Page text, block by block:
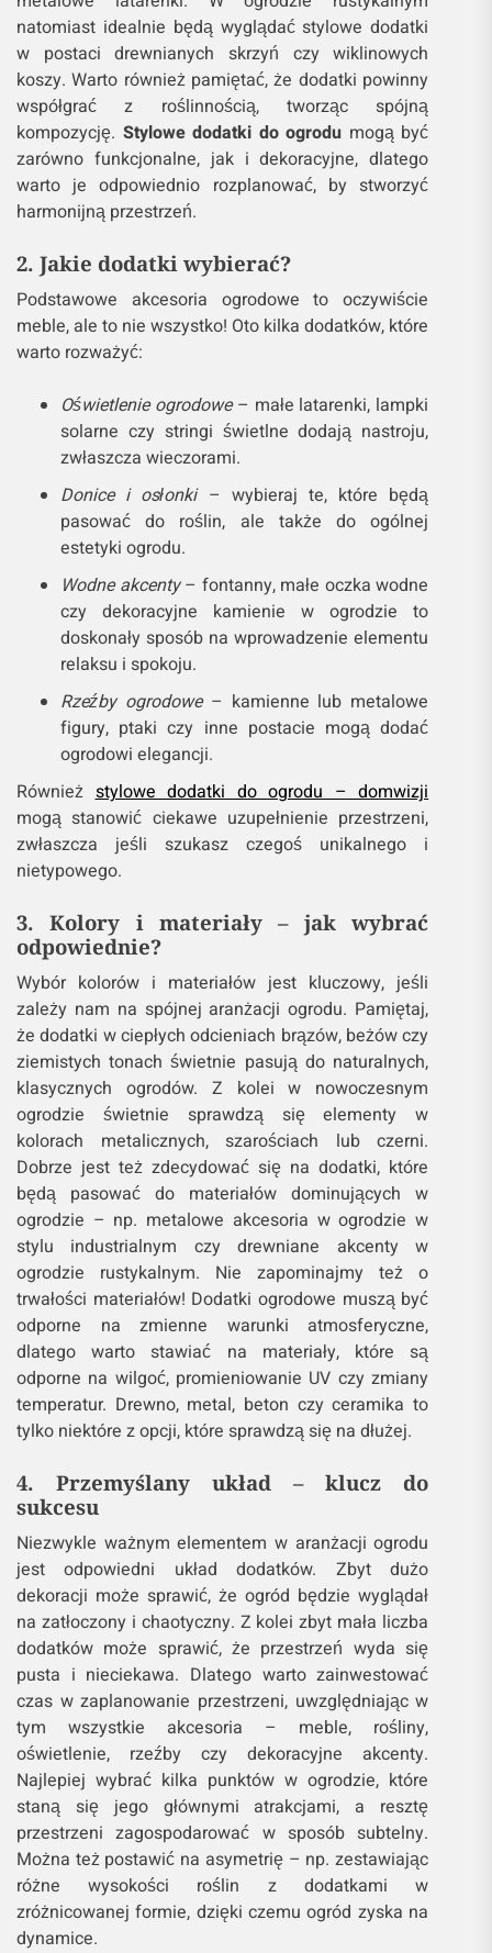
natomiast idealnie będą wyglądać stylowe dodatki
w postaci drewnianych skrzyń czy wiklinowych
koszy. Warto również pamiętać, że dodatki powinny
współgrać z roślinnością, tworząc spójną
kompozycję. Stylowe dodatki do ogrodu mogą być
zarówno funkcjonalne, jak i dekoracyjne, dlatego
warto je odpowiednio rozplanować, by stworzyć
harmonijną przestrzeń.
2. Jakie dodatki wybierać?
Podstawowe akcesoria ogrodowe to oczywiście
meble, ale to nie wszystko! Oto kilka dodatków, które
warto rozważyć:
Oświetlenie ogrodowe– małe latarenki, lampki
solarne czy stringi świetlne dodają nastroju,
zwłaszcza wieczorami.
Donice i osłonki– wybieraj te, które będą
pasować do roślin, ale także do ogólnej
estetyki ogrodu.
Wodne akcenty– fontanny, małe oczka wodne
czy dekoracyjne kamienie w ogrodzie to
doskonały sposób na wprowadzenie elementu
relaksu i spokoju.
Rzeźby ogrodowe– kamienne lub metalowe
figury, ptaki czy inne postacie mogą dodać
ogrodowi elegancji.
Równieżstylowe dodatki do ogrodu – domwizji
mogą stanowić ciekawe uzupełnienie przestrzeni,
zwłaszcza jeśli szukasz czegoś unikalnego i
nietypowego.
3. Kolory i materiały – jak wybrać
odpowiednie?
Wybór kolorów i materiałów jest kluczowy, jeśli
zależy nam na spójnej aranżacji ogrodu. Pamiętaj,
że dodatki w ciepłych odcieniach brązów, beżów czy
ziemistych tonach świetnie pasują do naturalnych,
klasycznych ogrodów. Z kolei w nowoczesnym
ogrodzie świetnie sprawdzą się elementy w
kolorach metalicznych, szarościach lub czerni.
Dobrze jest też zdecydować się na dodatki, które
będą pasować do materiałów dominujących w
ogrodzie – np. metalowe akcesoria w ogrodzie w
stylu industrialnym czy drewniane akcenty w
ogrodzie rustykalnym. Nie zapominajmy też o
trwałości materiałów! Dodatki ogrodowe muszą być
odporne na zmienne warunki atmosferyczne,
dlatego warto stawiać na materiały, które są
odporne na wilgoć, promieniowanie UV czy zmiany
temperatur. Drewno, metal, beton czy ceramika to
tylko niektóre z opcji, które sprawdzą się na dłużej.
4. Przemyślany układ – klucz do
sukcesu
Niezwykle ważnym elementem w aranżacji ogrodu
jest odpowiedni układ dodatków. Zbyt dużo
dekoracji może sprawić, że ogród będzie wyglądał
na zatłoczony i chaotyczny. Z kolei zbyt mała liczba
dodatków może sprawić, że przestrzeń wyda się
pusta i nieciekawa. Dlatego warto zainwestować
czas w zaplanowanie przestrzeni, uwzględniając w
tym wszystkie akcesoria – meble, rośliny,
oświetlenie, rzeźby czy dekoracyjne akcenty.
Najlepiej wybrać kilka punktów w ogrodzie, które
staną się jego głównymi atrakcjami, a resztę
przestrzeni zagospodarować w sposób subtelny.
Można też postawić na asymetrię – np. zestawiając
różne wysokości roślin z dodatkami w
zróżnicowanej formie, dzięki czemu ogród zyska na
dynamice.